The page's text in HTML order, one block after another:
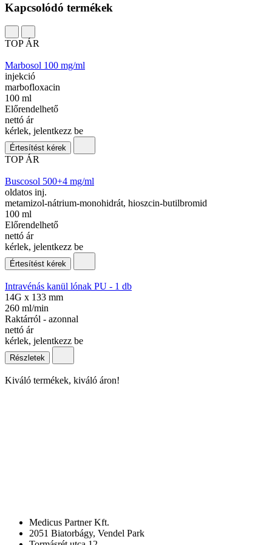
Kapcsolódó termékek
TOP ÁR
Marbosol 100 mg/ml
injekció
marbofloxacin
100 ml
Előrendelhető
nettó ár
kérlek, jelentkezz be
Értesítést kérek
TOP ÁR
Buscosol 500+4 mg/ml
oldatos inj.
metamizol-nátrium-monohidrát, hioszcin-butilbromid
100 ml
Előrendelhető
nettó ár
kérlek, jelentkezz be
Értesítést kérek
Intravénás kanül lónak PU - 1 db
14G x 133 mm
260 ml/min
Raktárról - azonnal
nettó ár
kérlek, jelentkezz be
Részletek
Kiváló termékek, kiváló áron!
Medicus Partner Kft.
2051 Biatorbágy, Vendel Park